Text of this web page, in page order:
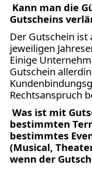
Kann man die
Gutscheins
Der Gutschein ist
jeweiligen
Einige
Gutschein
Rechtsanspruch
Was ist mit
bestimmten
bestimmtes
(Musical,
wenn der
print